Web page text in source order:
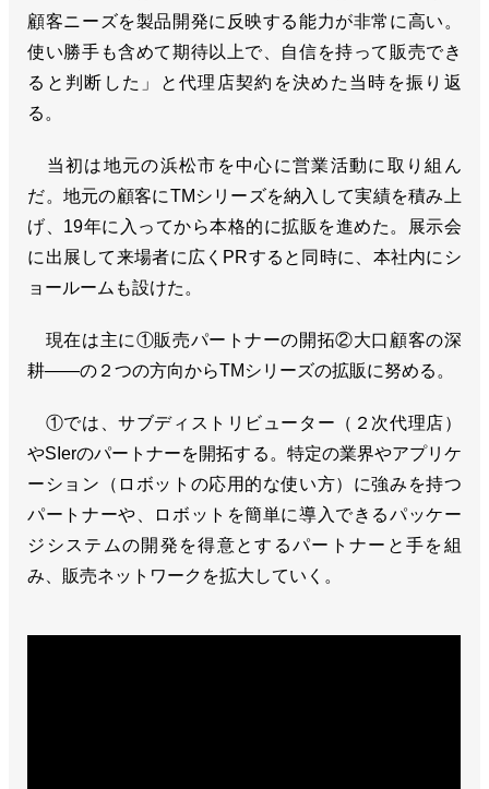
顧客ニーズを製品開発に反映する能力が非常に高い。
使い勝手も含めて期待以上で、自信を持って販売でき
ると判断した」と代理店契約を決めた当時を振り返
る。
当初は地元の浜松市を中心に営業活動に取り組ん
だ。地元の顧客にTMシリーズを納入して実績を積み上
げ、19年に入ってから本格的に拡販を進めた。展示会
に出展して来場者に広くPRすると同時に、本社内にシ
ョールームも設けた。
現在は主に①販売パートナーの開拓②大口顧客の深
耕――の２つの方向からTMシリーズの拡販に努める。
①では、サブディストリビューター（２次代理店）
やSIerのパートナーを開拓する。特定の業界やアプリケ
ーション（ロボットの応用的な使い方）に強みを持つ
パートナーや、ロボットを簡単に導入できるパッケー
ジシステムの開発を得意とするパートナーと手を組
み、販売ネットワークを拡大していく。